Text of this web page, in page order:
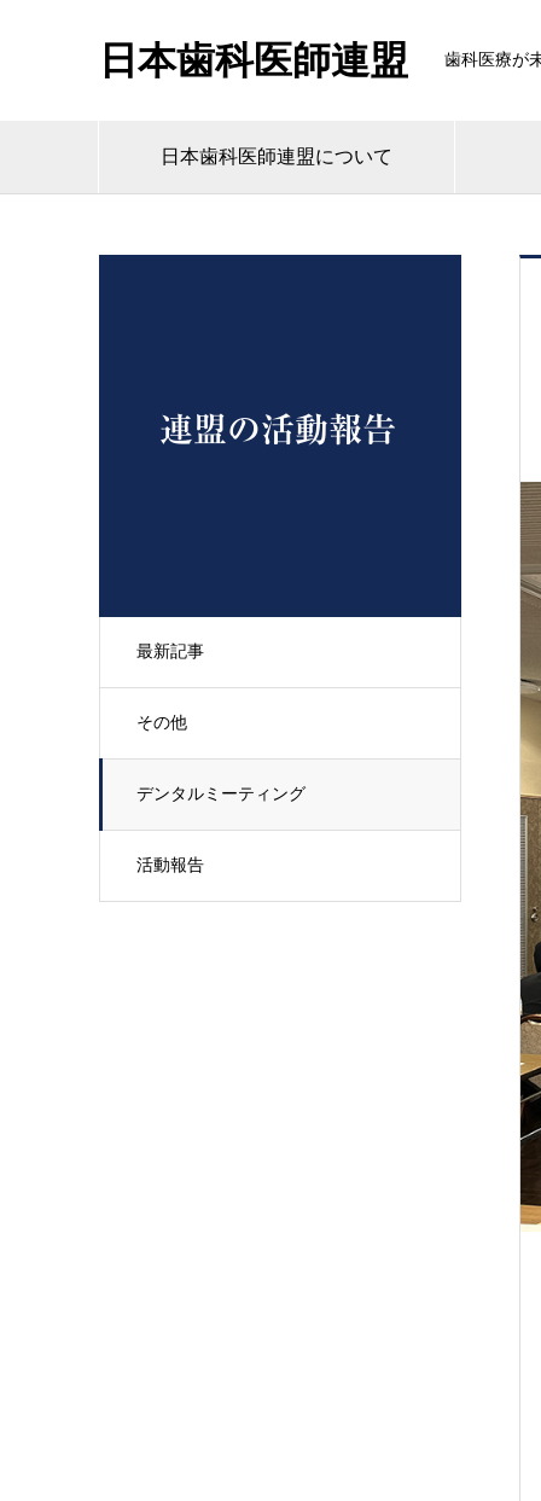
日本歯科医師連盟 歯科医療が
日本歯科医師連盟について
連盟の活動報告
最新記事
その他
デンタルミーティング
活動報告